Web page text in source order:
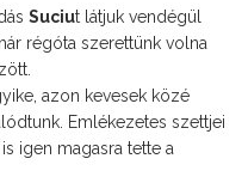
Suciut látjuk vendégül
régóta szerettünk volna
azon kevesek közé
Emlékezetes szettjei
igen magasra tette a